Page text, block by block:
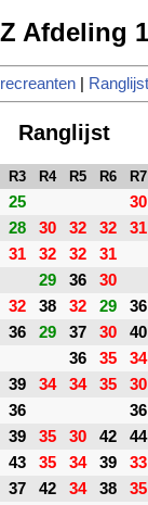
Afdeling
| Ranglijst
Ranglijst
R3 R4 R5 R6 R7
25 30
28 30 32 32 31
31 32 32 31
29 36 30
32 38 32 29 36
36 29 37 30 40
36 35 34
39 34 34 35 30
36 36
39 35 30 42 44
43 35 34 39 33
37 42 34 38 35